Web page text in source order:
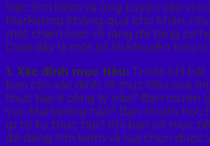
Việc tìm kiếm và ứng tuyển vào vị
Marketing không quá khó khăn,
một chiến lược rõ ràng để tăng cơ
Dưới đây là một số lời khuyên hữu
1. Xác định mục tiêu: Trước khi
bạn cần xác định rõ mục tiêu của
thực tập ở công ty nào? Bạn muốn
vực Marketing nào? Bạn muốn học
gì từ kỳ thực tập? Khi bạn có mục
dễ dàng tìm kiếm và lựa chọn được